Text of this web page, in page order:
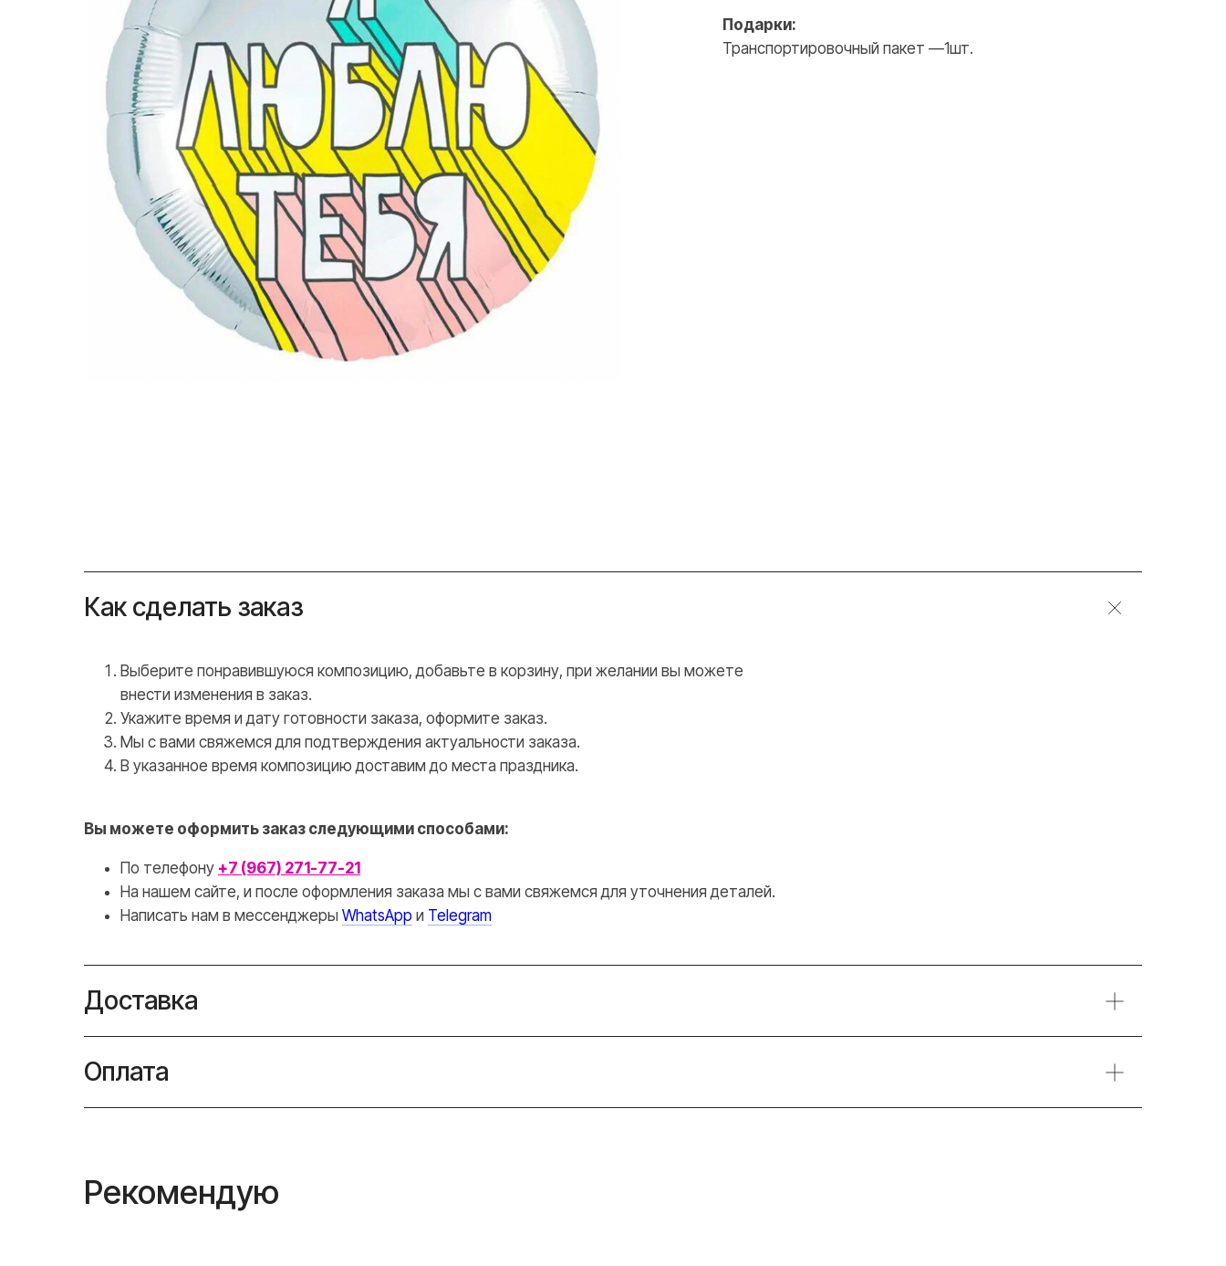
Подарки:
Транспортировочный пакет —1шт.
Как сделать заказ
Выберите понравившуюся композицию, добавьте в корзину, при желании вы можете
внести изменения в заказ.
Укажите время и дату готовности заказа, оформите заказ.
Мы с вами свяжемся для подтверждения актуальности заказа.
В указанное время композицию доставим до места праздника.
Вы можете оформить заказ следующими способами:
По телефону +7 (967) 271-77-21
На нашем сайте, и после оформления заказа мы с вами свяжемся для уточнения деталей.
Написать нам в месcенджеры WhatsApp и Telegram
Доставка
Оплата
Рекомендую